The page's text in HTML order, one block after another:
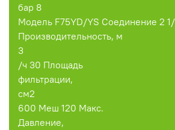
бар 8
Модель F75YD/YS Соединение 2
Производительность, м
3
/ч 30 Площадь
фильтрации,
см2
600 Меш 120 Макс.
Давление,